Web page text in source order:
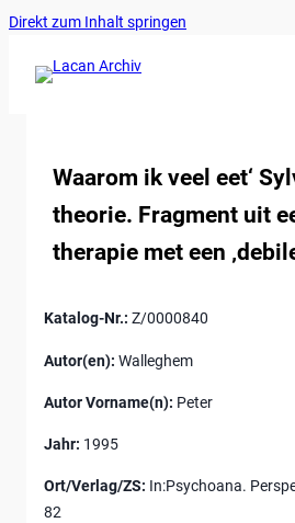
Direkt zum Inhalt springen
Waarom ik veel eet‘
theorie. Fragment uit
therapie met een
Katalog-Nr.: Z/0000840
Autor(en): Walleghem
Autor Vorname(n): Peter
Jahr: 1995
Ort/Verlag/ZS: In:Psychoana.
82